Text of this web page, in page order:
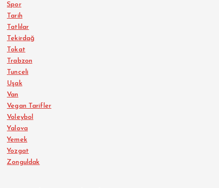
Spor
Tarih
Tatlılar
Tekirdağ
Tokat
Trabzon
Tunceli
Uşak
Van
Vegan Tarifler
Voleybol
Yalova
Yemek
Yozgat
Zonguldak